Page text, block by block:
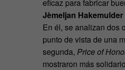
eficaz para fabricar
Jèmeljan Hakemulder
En él, se analizan dos
punto de vista de una
segunda, Price of
mostraron más